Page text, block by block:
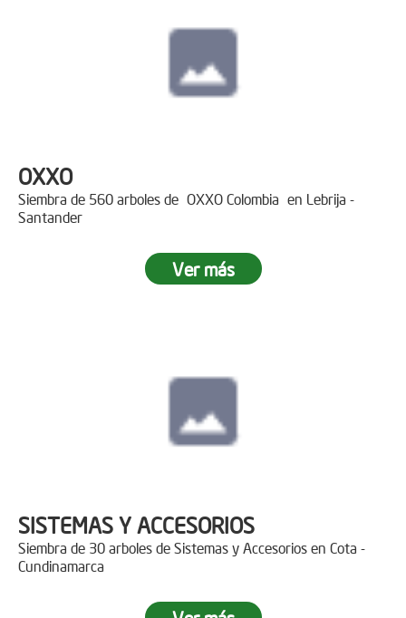
OXXO
Siembra de 560 arboles de OXXO Colombia en Lebrija -
Santander
Ver más
SISTEMAS Y ACCESORIOS
Siembra de 30 arboles de Sistemas y Accesorios en Cota -
Cundinamarca